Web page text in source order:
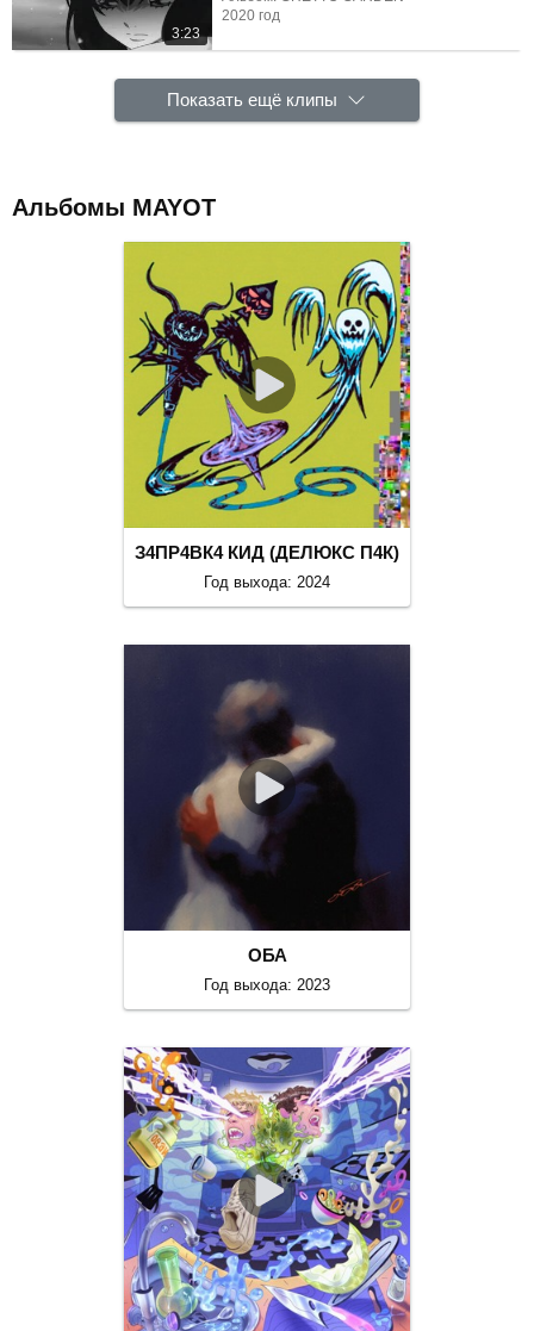
3:23
2020 год
Показать ещё клипы
Альбомы MAYOT
З4ПР4ВК4 КИД (ДЕЛЮКС П4К)
Год выхода: 2024
ОБА
Год выхода: 2023